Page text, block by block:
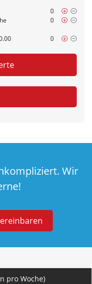
0
0
0
Wir
pro Woche)